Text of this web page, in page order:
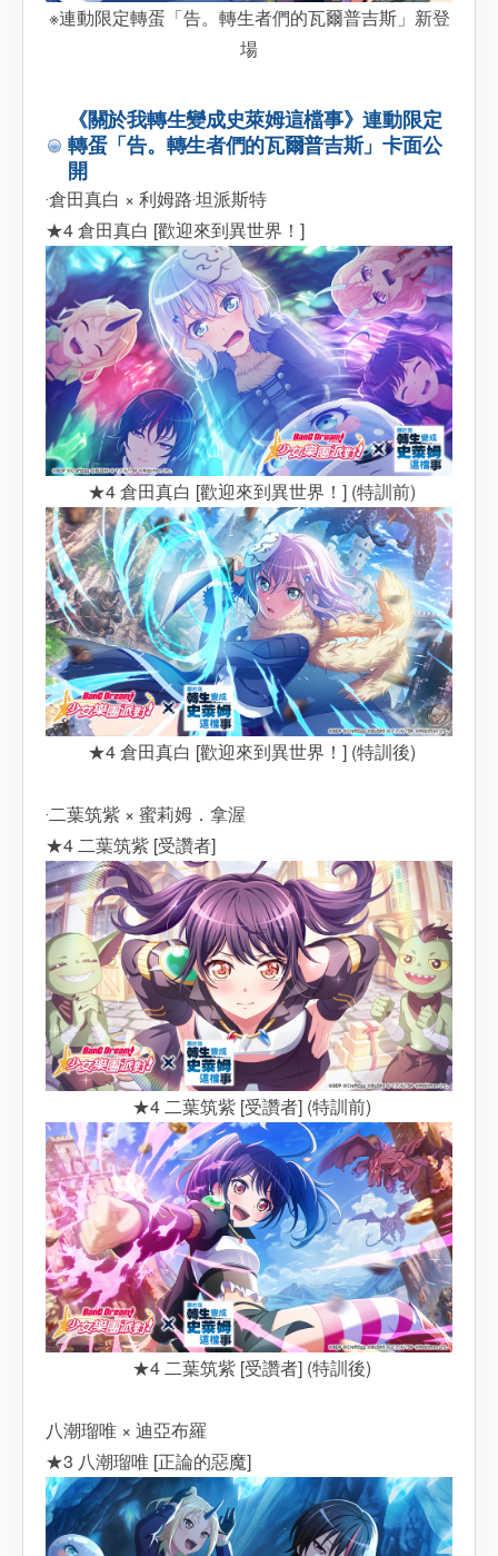
※連動限定轉蛋「告。轉生者們的瓦爾普吉斯」新登
場
《關於我轉生變成史萊姆這檔事》連動限定
轉蛋「告。轉生者們的瓦爾普吉斯」卡面公
開
‧倉田真白 × 利姆路‧坦派斯特
★4 倉田真白 [歡迎來到異世界！]
★4 倉田真白 [歡迎來到異世界！] (特訓前)
★4 倉田真白 [歡迎來到異世界！] (特訓後)
‧二葉筑紫 × 蜜莉姆．拿渥
★4 二葉筑紫 [受讚者]
★4 二葉筑紫 [受讚者] (特訓前)
★4 二葉筑紫 [受讚者] (特訓後)
八潮瑠唯 × 迪亞布羅
★3 八潮瑠唯 [正論的惡魔]